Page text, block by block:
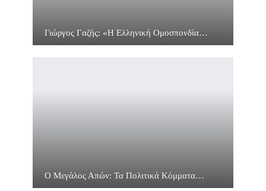
Γιώργος Γαζής: «Η Ελληνική Ομοσπονδία…
Ο Μεγάλος Απών: Τα Πολιτικά Κόμματα…